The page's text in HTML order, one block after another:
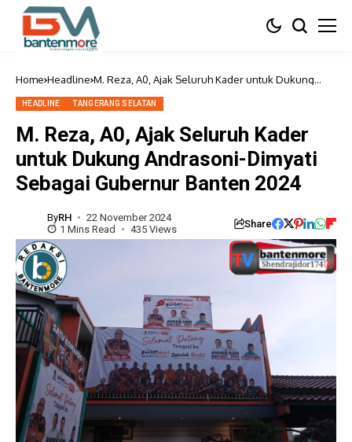
Home Headline M. Reza, A0, Ajak Seluruh Kader untuk Dukung
HEADLINE TANGERANG SELATAN
M. Reza, A0, Ajak Seluruh Kader
untuk Dukung Andrasoni-Dimyati
Sebagai Gubernur Banten 2024
ByRH
22 November 2024
1 Mins Read
435 Views Share